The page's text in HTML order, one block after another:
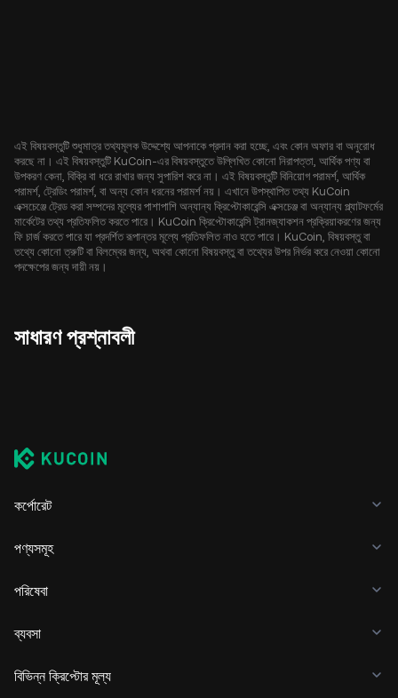
এই বিষয়বস্তুটি শুধুমাত্র তথ্যমূলক উদ্দেশ্যে আপনাকে প্রদান করা হচ্ছে, এবং কোন অফার বা অনুরোধ
করছে না। এই বিষয়বস্তুটি KuCoin-এর বিষয়বস্তুতে উল্লিখিত কোনো নিরাপত্তা, আর্থিক পণ্য বা
উপকরণ কেনা, বিক্রি বা ধরে রাখার জন্য সুপারিশ করে না। এই বিষয়বস্তুটি বিনিয়োগ পরামর্শ, আর্থিক
পরামর্শ, ট্রেডিং পরামর্শ, বা অন্য কোন ধরনের পরামর্শ নয়। এখানে উপস্থাপিত তথ্য KuCoin
এক্সচেঞ্জে ট্রেড করা সম্পদের মূল্যের পাশাপাশি অন্যান্য ক্রিপ্টোকারেন্সি এক্সচেঞ্জ বা অন্যান্য প্ল্যাটফর্মের
মার্কেটের তথ্য প্রতিফলিত করতে পারে। KuCoin ক্রিপ্টোকারেন্সি ট্রানজ্যাকশন প্রক্রিয়াকরণের জন্য
ফি চার্জ করতে পারে যা প্রদর্শিত রূপান্তর মূল্যে প্রতিফলিত নাও হতে পারে। KuCoin, বিষয়বস্তু বা
তথ্যে কোনো ত্রুটি বা বিলম্বের জন্য, অথবা কোনো বিষয়বস্তু বা তথ্যের উপর নির্ভর করে নেওয়া কোনো
পদক্ষেপের জন্য দায়ী নয়।
সাধারণ প্রশ্নাবলী
কর্পোরেট
পণ্যসমূহ
পরিষেবা
ব্যবসা
বিভিন্ন ক্রিপ্টোর মূল্য